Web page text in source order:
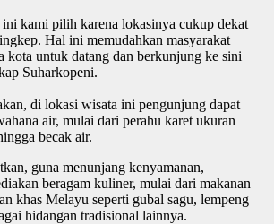
kami pilih karena lokasinya cukup dekat
Hal ini memudahkan masyarakat
kota untuk datang dan berkunjung ke sini
Suharkopeni.
di lokasi wisata ini pengunjung dapat
air, mulai dari perahu karet ukuran
becak air.
guna menunjang kenyamanan,
beragam kuliner, mulai dari makanan
khas Melayu seperti gubal sagu, lempeng
hidangan tradisional lainnya.